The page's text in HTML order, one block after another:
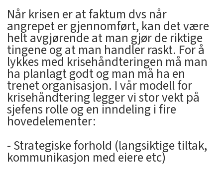
Når krisen er at faktum dvs når
angrepet er gjennomført, kan det være
helt avgjørende at man gjør de riktige
tingene og at man handler raskt. For å
lykkes med krisehåndteringen må man
ha planlagt godt og man må ha en
trenet organisasjon. I vår modell for
krisehåndtering legger vi stor vekt på
sjefens rolle og en inndeling i fire
hovedelementer:
- Strategiske forhold (langsiktige tiltak,
kommunikasjon med eiere etc)